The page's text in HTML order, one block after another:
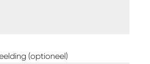
(optioneel)